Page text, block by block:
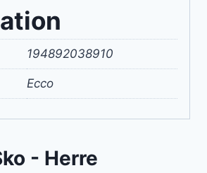
194892038910
Ecco
- Herre